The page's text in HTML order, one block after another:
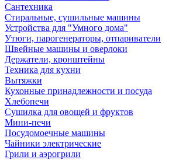
Сантехника
Стиральные, сушильные машины
Устройства для "Умного дома"
Утюги, парогенераторы, отпариватели
Швейные машины и оверлоки
Держатели, кронштейны
Техника для кухни
Вытяжки
Кухонные принадлежности и посуда
Хлебопечи
Сушилка для овощей и фруктов
Мини-печи
Посудомоечные машины
Чайники электрические
Грили и аэрогрили